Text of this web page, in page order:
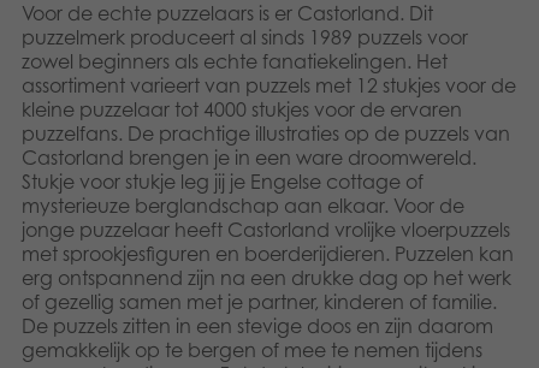
Boeken
Apps
Gearchiveerde producten
Voor de echte puzzelaars is er Castorland. Dit
puzzelmerk produceert al sinds 1989 puzzels voor
zowel beginners als echte fanatiekelingen. Het
assortiment varieert van puzzels met 12 stukjes voor de
kleine puzzelaar tot 4000 stukjes voor de ervaren
puzzelfans. De prachtige illustraties op de puzzels van
Castorland brengen je in een ware droomwereld.
Stukje voor stukje leg jij je Engelse cottage of
mysterieuze berglandschap aan elkaar. Voor de
jonge puzzelaar heeft Castorland vrolijke vloerpuzzels
met sprookjesfiguren en boerderijdieren. Puzzelen kan
erg ontspannend zijn na een drukke dag op het werk
of gezellig samen met je partner, kinderen of familie.
De puzzels zitten in een stevige doos en zijn daarom
gemakkelijk op te bergen of mee te nemen tijdens